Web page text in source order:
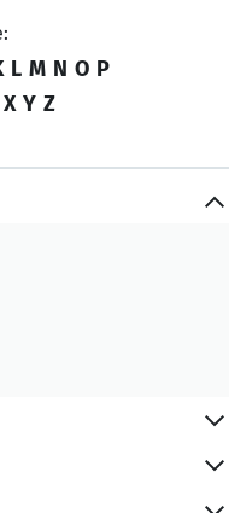
L M N O P
X Y Z